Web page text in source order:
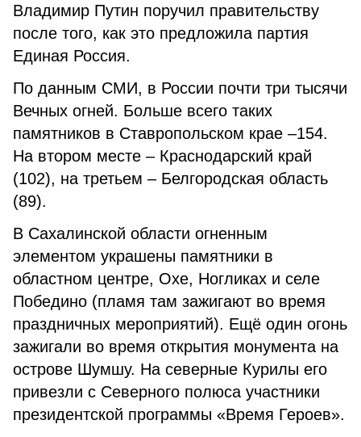
Владимир Путин поручил правительству
после того, как это предложила партия
Единая Россия.
По данным СМИ, в России почти три тысячи
Вечных огней. Больше всего таких
памятников в Ставропольском крае –154.
На втором месте – Краснодарский край
(102), на третьем – Белгородская область
(89).
В Сахалинской области огненным
элементом украшены памятники в
областном центре, Охе, Ногликах и селе
Победино (пламя там зажигают во время
праздничных мероприятий). Ещё один огонь
зажигали во время открытия монумента на
острове Шумшу. На северные Курилы его
привезли с Северного полюса участники
президентской программы «Время Героев».